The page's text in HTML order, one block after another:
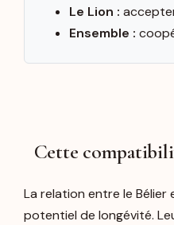
Le Lion :
Ensemble :
Cette
La relation entre le Bélier
potentiel de longévité.